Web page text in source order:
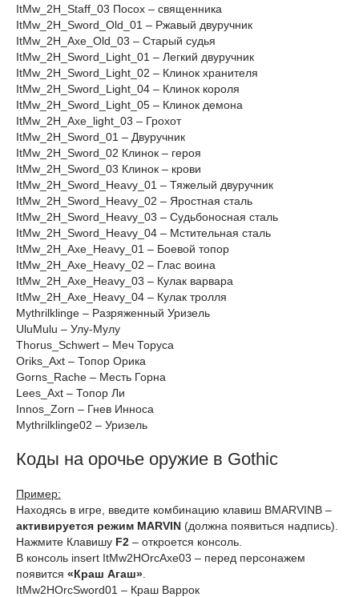
ItMw_2H_Staff_03 Посох – священника
ItMw_2H_Sword_Old_01 – Ржавый двуручник
ItMw_2H_Axe_Old_03 – Старый судья
ItMw_2H_Sword_Light_01 – Легкий двуручник
ItMw_2H_Sword_Light_02 – Клинок хранителя
ItMw_2H_Sword_Light_04 – Клинок короля
ItMw_2H_Sword_Light_05 – Клинок демона
ItMw_2H_Axe_light_03 – Грохот
ItMw_2H_Sword_01 – Двуручник
ItMw_2H_Sword_02 Клинок – героя
ItMw_2H_Sword_03 Клинок – крови
ItMw_2H_Sword_Heavy_01 – Тяжелый двуручник
ItMw_2H_Sword_Heavy_02 – Яростная сталь
ItMw_2H_Sword_Heavy_03 – Судьбоносная сталь
ItMw_2H_Sword_Heavy_04 – Мстительная сталь
ItMw_2H_Axe_Heavy_01 – Боевой топор
ItMw_2H_Axe_Heavy_02 – Глас воина
ItMw_2H_Axe_Heavy_03 – Кулак варвара
ItMw_2H_Axe_Heavy_04 – Кулак тролля
Mythrilklinge – Разряженный Уризель
UluMulu – Улу-Мулу
Thorus_Schwert – Меч Торуса
Oriks_Axt – Топор Орика
Gorns_Rache – Месть Горна
Lees_Axt – Топор Ли
Innos_Zorn – Гнев Инноса
Mythrilklinge02 – Уризель
Коды на орочье оружие в Gothic
Пример:
Находясь в игре, введите комбинацию клавиш BMARVINB –
активируется режим MARVIN (должна появиться надпись).
Нажмите Клавишу F2 – откроется консоль.
В консоль insert ItMw2HOrcAxe03 – перед персонажем
появится «Краш Агаш»
ItMw2HOrcSword01 – Краш Варрок